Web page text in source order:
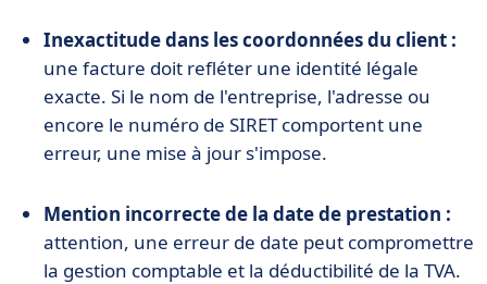
Inexactitude dans les coordonnées du client :
une facture doit refléter une identité légale
exacte. Si le nom de l'entreprise, l'adresse ou
encore le numéro de SIRET comportent une
erreur, une mise à jour s'impose.
Mention incorrecte de la date de prestation :
attention, une erreur de date peut compromettre
la gestion comptable et la déductibilité de la TVA.